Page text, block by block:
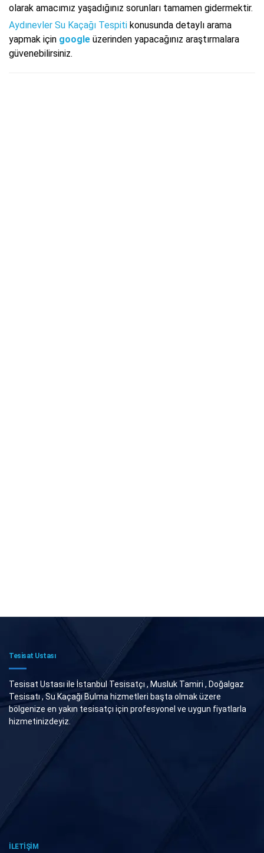
olarak amacımız yaşadığınız sorunları tamamen gidermektir.
Aydınevler Su Kaçağı Tespiti konusunda detaylı arama
yapmak için google üzerinden yapacağınız araştırmalara
güvenebilirsiniz.
Tesisat Ustası
Tesisat Ustası ile İstanbul Tesisatçı , Musluk Tamiri , Doğalgaz
Tesisatı , Su Kaçağı Bulma hizmetleri başta olmak üzere
bölgenize en yakın tesisatçı için profesyonel ve uygun fiyatlarla
hizmetinizdeyiz.
İLETİŞİM